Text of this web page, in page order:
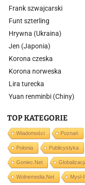
Frank szwajcarski
Funt szterling
Hrywna (Ukraina)
Jen (Japonia)
Korona czeska
Korona norweska
Lira turecka
Yuan renminbi (Chiny)
TOP KATEGORIE
Wiadomości Poznań
Polonia Publicystyka
Goniec.net
Wolnemedia.net Mysl-